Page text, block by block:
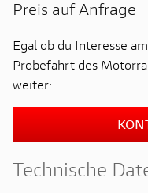
Technische
Preis auf Anfrage
Egal ob du Interesse
Probefahrt des
weiter: